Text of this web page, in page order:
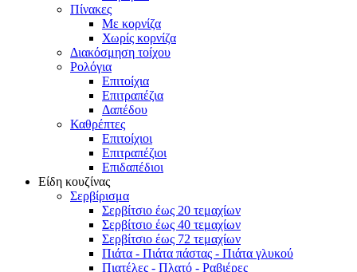
Πίνακες
Με κορνίζα
Χωρίς κορνίζα
Διακόσμηση τοίχου
Ρολόγια
Επιτοίχια
Επιτραπέζια
Δαπέδου
Καθρέπτες
Επιτοίχιοι
Επιτραπέζιοι
Επιδαπέδιοι
Είδη κουζίνας
Σερβίρισμα
Σερβίτσιο έως 20 τεμαχίων
Σερβίτσιο έως 40 τεμαχίων
Σερβίτσιο έως 72 τεμαχίων
Πιάτα - Πιάτα πάστας - Πιάτα γλυκού
Πιατέλες - Πλατό - Ραβιέρες